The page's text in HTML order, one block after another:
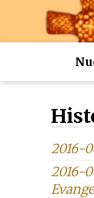
2016-
2016-